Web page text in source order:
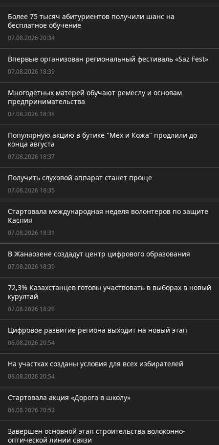
Более 75 тысяч абитуриентов получили шанс на
бесплатное обучение
07.08.2026 20:34
Впервые организован региональный фестиваль «Saz Fest»
07.08.2026 18:39
Многодетных матерей обучают ремеслу и основам
предпринимательства
07.08.2026 18:38
Популярную акцию в бутике "Мех и Кожа" продлили до
конца августа
07.08.2026 18:37
Получить слуховой аппарат станет проще
07.08.2026 18:35
Стартовала международная неделя волонтеров по защите
Каспия
07.08.2026 18:31
В Жанаозене создадут центр цифрового образования
07.08.2026 18:30
72,3% Казахстанцев готовы участвовать в выборах в новый
курултай
07.08.2026 18:26
Цифровое развитие региона выходит на новый этап
06.08.2026 20:54
На участках созданы условия для всех избирателей
06.08.2026 20:54
Стартовала акция «Дорога в школу»
06.08.2026 20:53
Завершен основной этап строительства волоконно-
оптической линии связи